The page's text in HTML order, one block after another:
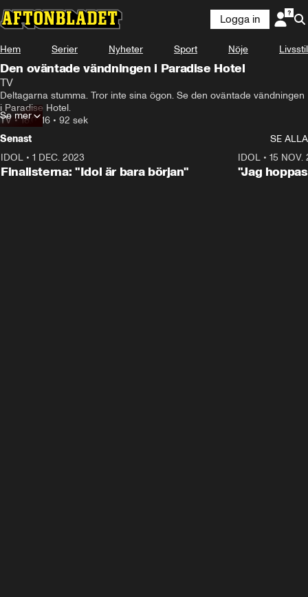
Logga in
Hem Serier Nyheter Sport Nöje Livsstil
Den oväntade vändningen i Paradise Hotel
TV
Deltagarna stumma. Tror inte sina ögon. Se den oväntade vändningen
i Paradise Hotel.
TV •18.07.16 • 92 sek
Se mer
Senast
SE ALLA
IDOL • 1 DEC. 2023
Finalisterna: "Idol är bara början"
IDOL• 15 NOV.
"Jag